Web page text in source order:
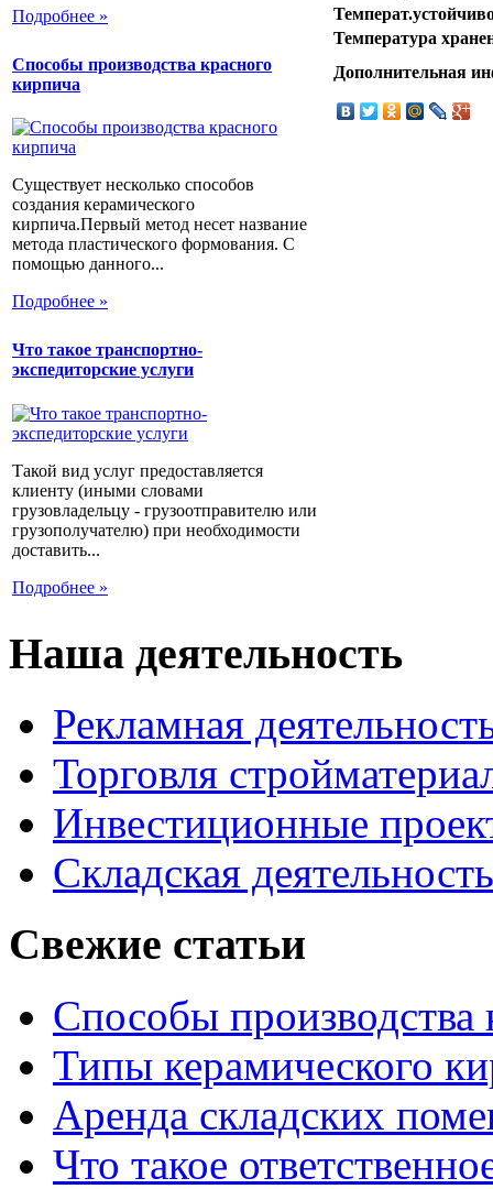
Подробнее »
Способы производства красного
кирпича
Существует несколько способов
создания керамического
кирпича.Первый метод несет название
метода пластического формования. С
помощью данного...
Подробнее »
Что такое транспортно-
экспедиторские услуги
Такой вид услуг предоставляется
клиенту (иными словами
грузовладельцу - грузоотправителю или
грузополучателю) при необходимости
доставить...
Подробнее »
Температура
Дополнительная
Наша деятельность
Рекламная
Торговля
Инвестиционные
Складская деятельность
Свежие статьи
Способы производства
Типы керамического
Аренда складских
Что такое